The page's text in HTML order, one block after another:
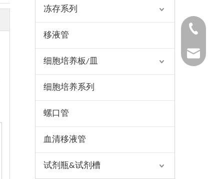
冻存系列
移液管
细胞培养板/皿
细胞培养系列
螺口管
血清移液管
试剂瓶&试剂槽